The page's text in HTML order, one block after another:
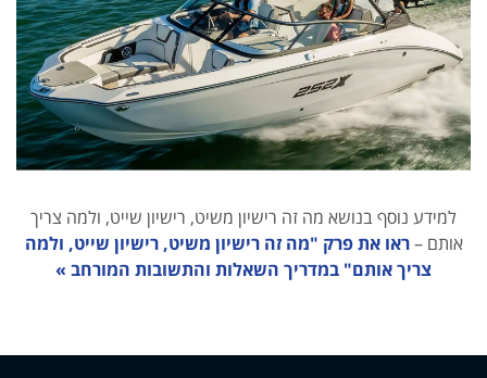
למידע נוסף בנושא מה זה רישיון משיט, רישיון שייט, ולמה צריך
אותם –ראו את פרק "מה זה רישיון משיט, רישיון שייט, ולמה
צריך אותם" במדריך השאלות והתשובות המורחב »